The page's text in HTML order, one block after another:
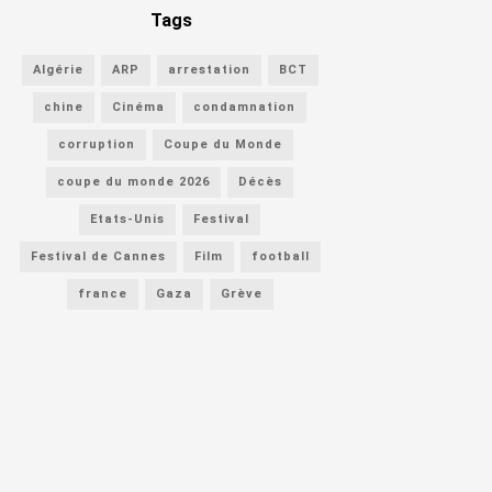
Tags
Algérie ARP arrestation BCT
chine Cinéma condamnation
corruption Coupe du Monde
coupe du monde 2026 Décès
Etats-Unis Festival
Festival de Cannes Film football
france Gaza Grève